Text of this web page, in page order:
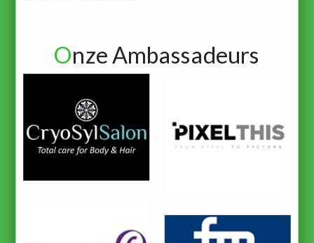
Onze Ambassadeurs